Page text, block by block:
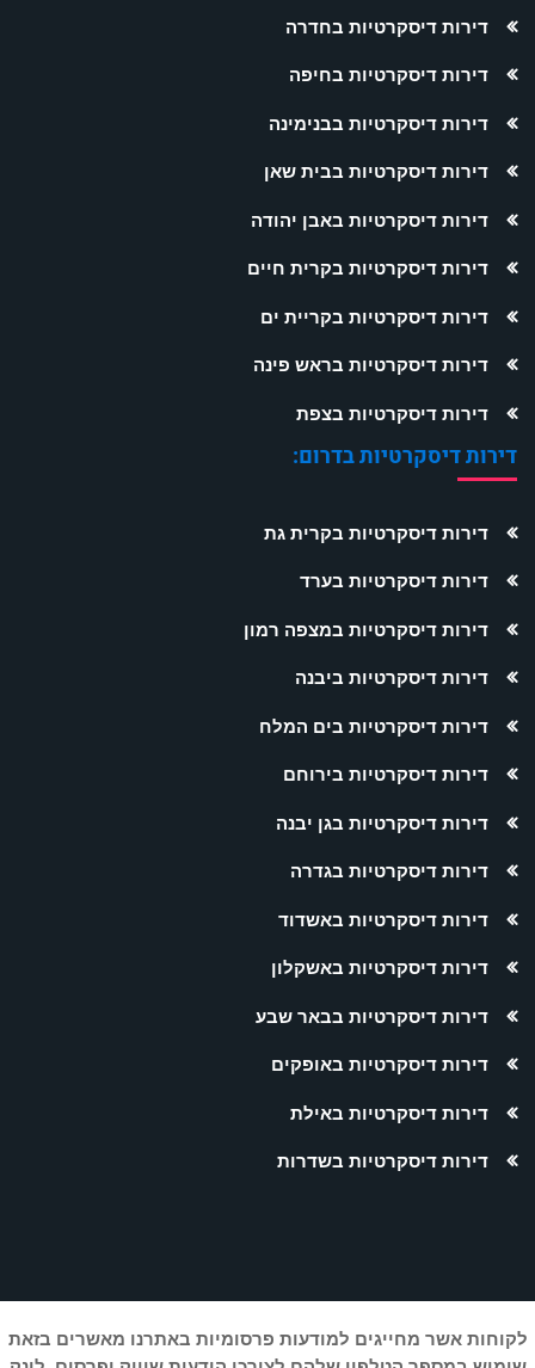
דירות דיסקרטיות בחדרה
דירות דיסקרטיות בחיפה
דירות דיסקרטיות בבנימינה
דירות דיסקרטיות בבית שאן
דירות דיסקרטיות באבן יהודה
דירות דיסקרטיות בקרית חיים
דירות דיסקרטיות בקריית ים
דירות דיסקרטיות בראש פינה
דירות דיסקרטיות בצפת
דירות דיסקרטיות בדרום:
דירות דיסקרטיות בקרית גת
דירות דיסקרטיות בערד
דירות דיסקרטיות במצפה רמון
דירות דיסקרטיות ביבנה
דירות דיסקרטיות בים המלח
דירות דיסקרטיות בירוחם
דירות דיסקרטיות בגן יבנה
דירות דיסקרטיות בגדרה
דירות דיסקרטיות באשדוד
דירות דיסקרטיות באשקלון
דירות דיסקרטיות בבאר שבע
דירות דיסקרטיות באופקים
דירות דיסקרטיות באילת
דירות דיסקרטיות בשדרות
לקוחות אשר מחייגים למודעות פרסומיות באתרנו מאשרים בזאת